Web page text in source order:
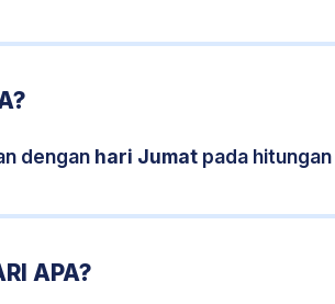
dengan hari Jumat pada
APA?